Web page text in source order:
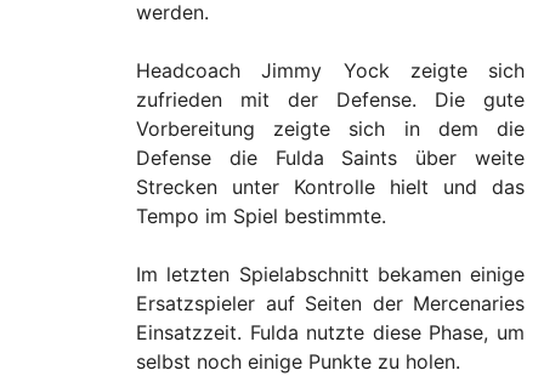
werden.
Headcoach Jimmy Yock zeigte sich
zufrieden mit der Defense. Die gute
Vorbereitung zeigte sich in dem die
Defense die Fulda Saints über weite
Strecken unter Kontrolle hielt und das
Tempo im Spiel bestimmte.
Im letzten Spielabschnitt bekamen einige
Ersatzspieler auf Seiten der Mercenaries
Einsatzzeit. Fulda nutzte diese Phase, um
selbst noch einige Punkte zu holen.